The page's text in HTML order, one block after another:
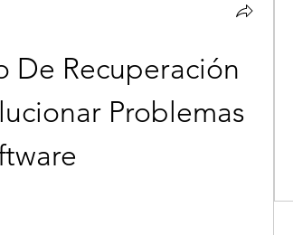
De Recuperación
Problemas